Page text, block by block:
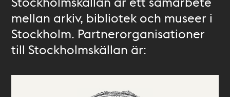
mellan arkiv, bibliotek och museer i
Stockholm. Partnerorganisationer
till Stockholmskällan är: